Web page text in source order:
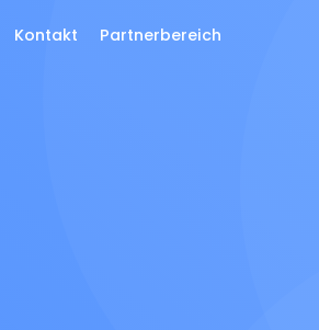
Kontakt Partnerbereich